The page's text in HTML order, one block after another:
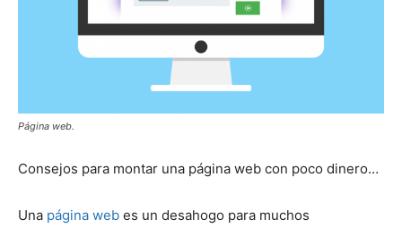
Página web.
Consejos para montar una página web con poco dinero…
Una página web es un desahogo para muchos